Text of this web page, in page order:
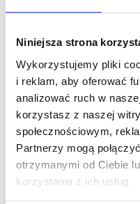
Niniejsza strona
Wykorzystujemy pliki
i reklam, aby oferować
analizować ruch w
korzystasz z naszej
społecznościowym,
Partnerzy mogą
otrzymanymi od Ciebie
korzystania z ich usług.